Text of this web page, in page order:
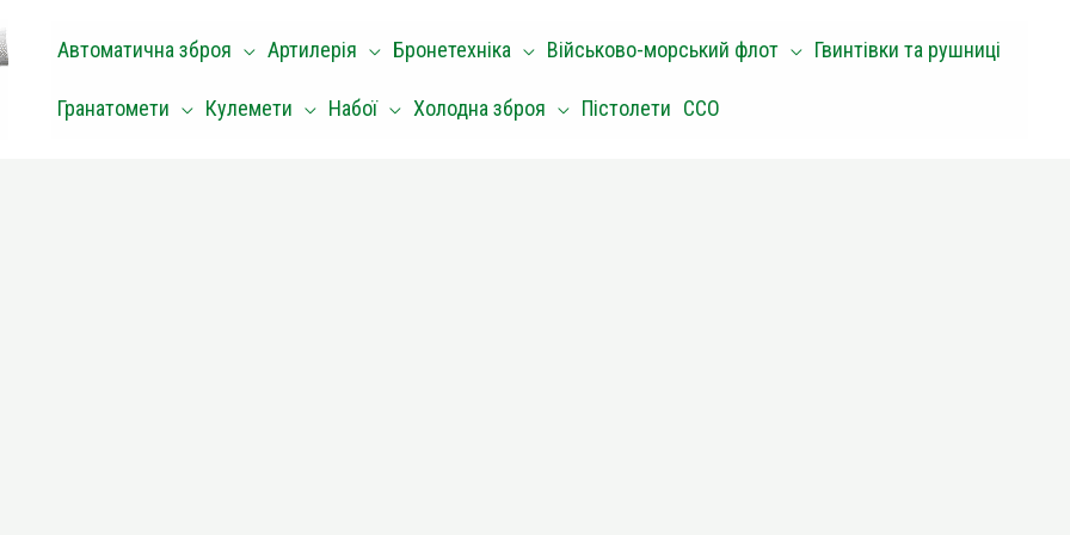
Автоматична зброя Артилерія Бронетехніка Військово-морський флот Гвинтівки та рушниці
Гранатомети Кулемети Набої Холодна зброя Пістолети ССО